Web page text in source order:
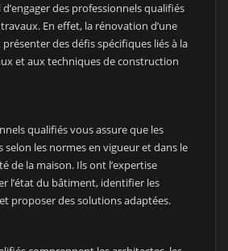
des professionnels qualifiés
En effet, la rénovation d’une
des défis spécifiques liés à la
et aux techniques de construction
qualifiés vous assure que les
les normes en vigueur et dans le
de la maison. Ils ont l’expertise
l’état du bâtiment, identifier les
proposer des solutions adaptées.